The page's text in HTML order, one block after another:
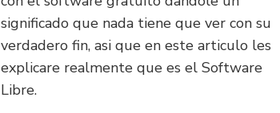
significado que nada tiene que ver con su
verdadero fin, asi que en este articulo les
explicare realmente que es el Software
Libre.